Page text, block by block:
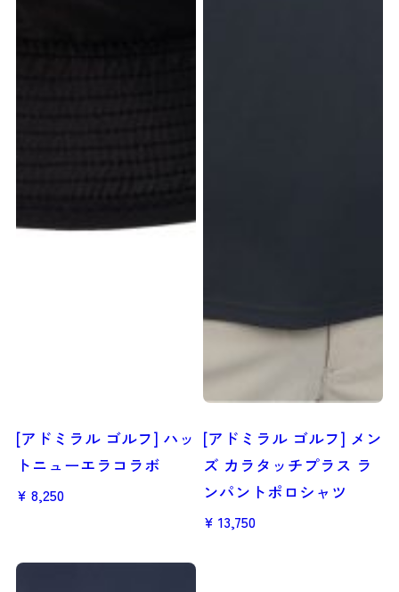
[アドミラル ゴルフ] ハッ
トニューエラコラボ
8,250
[アドミラル ゴルフ] メン
ズ カラタッチプラス ラ
ンパントポロシャツ
13,750